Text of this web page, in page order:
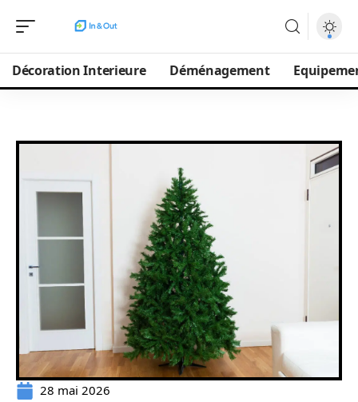
Décoration Interieure Déménagement
28 mai 2026